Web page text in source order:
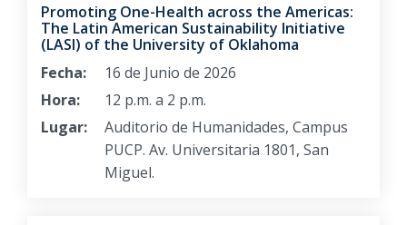
Promoting One-Health across the Americas:
The Latin American Sustainability Initiative
(LASI) of the University of Oklahoma
Fecha:
16 de Junio de 2026
Hora:
12 p.m. a 2 p.m.
Lugar:
Auditorio de Humanidades, Campus
PUCP. Av. Universitaria 1801, San
Miguel.